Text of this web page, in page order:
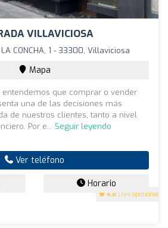
VILLAVICIOSA
4.8 (194 opiniones)
LA CONCHA, 1 - 33300, Villaviciosa
Mapa
entendemos que comprar o vender
una de las decisiones más
de nuestros clientes, tanto a nivel
Por e... Seguir leyendo
Ver teléfono
Horario